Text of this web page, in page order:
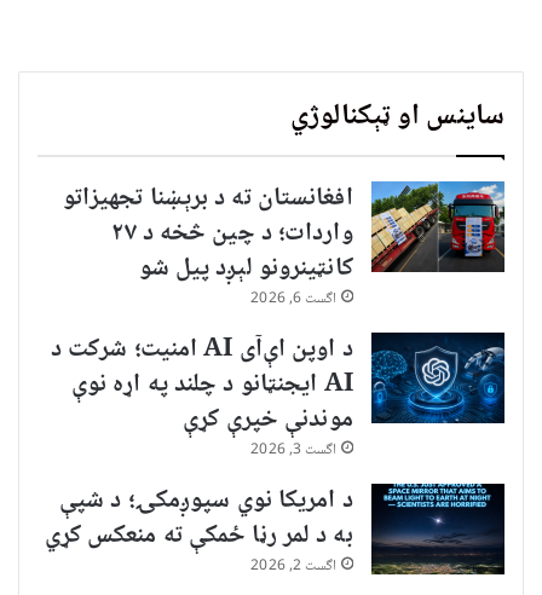
ساینس او ټېکنالوژي
افغانستان ته د برېښنا تجهیزاتو
واردات؛ د چین څخه د ۲۷
کانټینرونو لېږد پیل شو
اگست 6, 2026
د اوپن اې‌آی AI امنیت؛ شرکت د
AI ایجنټانو د چلند په اړه نوې
موندنې خپرې کړې
اگست 3, 2026
د امریکا نوي سپوږمکۍ؛ د شپې
به د لمر رڼا ځمکې ته منعکس کړي
اگست 2, 2026